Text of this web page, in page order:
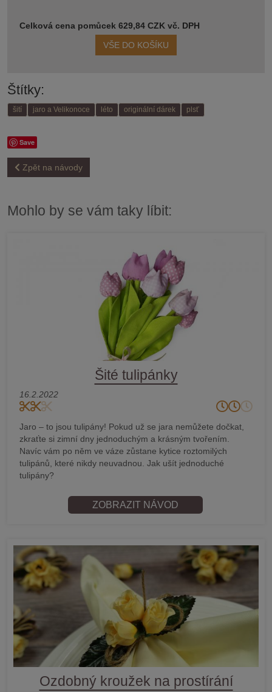
Celková cena pomůcek 629,84 CZK vč. DPH
VŠE DO KOŠÍKU
Štítky:
šití jaro a Velikonoce léto originální dárek plsť
Save
Zpět na návody
Mohlo by se vám taky líbit:
Šité tulipánky
16.2.2022
Jaro – to jsou tulipány! Pokud už se jara nemůžete dočkat,
zkraťte si zimní dny jednoduchým a krásným tvořením.
Navíc vám po něm ve váze zůstane kytice roztomilých
tulipánů, které nikdy neuvadnou. Jak ušít jednoduché
tulipány?
ZOBRAZIT NÁVOD
Ozdobný kroužek na prostírání